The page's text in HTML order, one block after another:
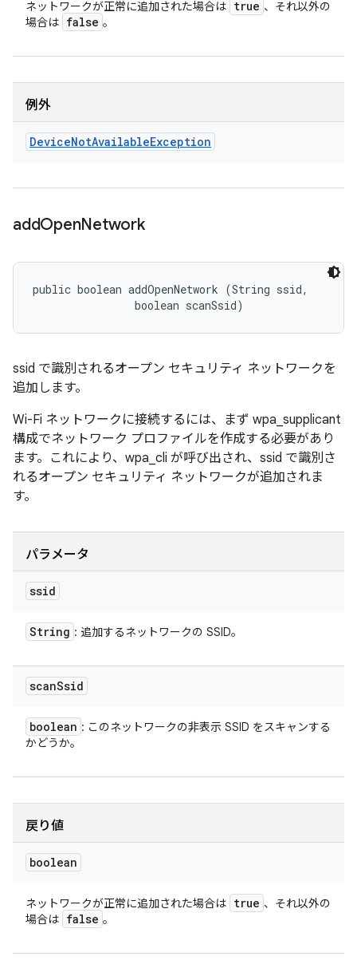
ネットワークが正常に追加された場合は true 、それ以外の
場合は false 。
例外
DeviceNotAvailableException
addOpenNetwork
public boolean addOpenNetwork (String ssid,
                boolean scanSsid)
ssid で識別されるオープン セキュリティ ネットワークを
追加します。
Wi-Fi ネットワークに接続するには、まず wpa_supplicant
構成でネットワーク プロファイルを作成する必要があり
ます。これにより、wpa_cli が呼び出され、ssid で識別さ
れるオープン セキュリティ ネットワークが追加されま
す。
パラメータ
ssid
String : 追加するネットワークの SSID。
scanSsid
boolean : このネットワークの非表示 SSID をスキャンする
かどうか。
戻り値
boolean
ネットワークが正常に追加された場合は true 、それ以外の
場合は false 。